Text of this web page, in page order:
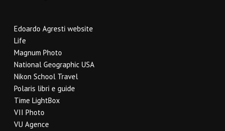
Edoardo Agresti website
Life
Magnum Photo
National Geographic USA
Nikon School Travel
Polaris libri e guide
Time LightBox
VII Photo
VU Agence